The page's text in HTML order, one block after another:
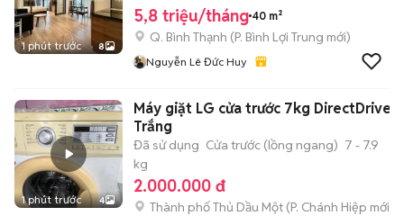
1 phút trước 8
5,8 triệu/tháng 40 m²
Q. Bình Thạnh (P. Bình Lợi Trung mới)
Nguyễn Lê Đức Huy
1 phút trước 4
Máy giặt LG cửa trước 7kg DirectDrive
Trắng
Đã sử dụng Cửa trước (lồng ngang) 7 - 7.9
kg
2.000.000 đ
Thành phố Thủ Dầu Một (P. Chánh Hiệp mới)